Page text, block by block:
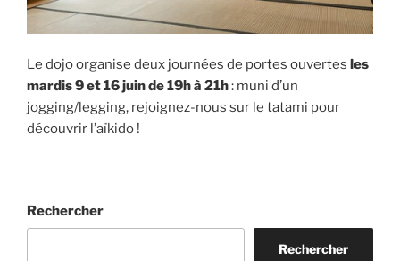
Le dojo organise deux journées de portes ouvertes les
mardis 9 et 16 juin de 19h à 21h: muni d’un
jogging/legging, rejoignez-nous sur le tatami pour
découvrir l’aïkido !
Rechercher
Rechercher